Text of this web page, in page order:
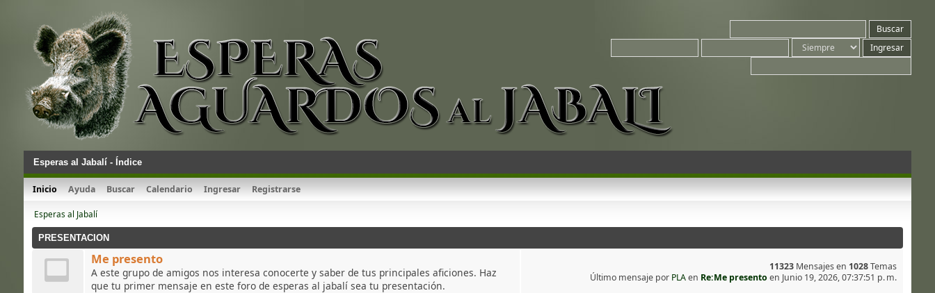
Esperas al Jabalí - Índice
Inicio Ayuda Buscar Calendario Ingresar Registrarse
Esperas al Jabalí
PRESENTACION
Me presento
A este grupo de amigos nos interesa conocerte y saber de tus principales aficiones. Haz
que tu primer mensaje en este foro de esperas al jabalí sea tu presentación.
11323Mensajes en 1028Temas
Último mensaje por PLAen Re:Me presento en Junio 19, 2026, 07:37:51 p. m.